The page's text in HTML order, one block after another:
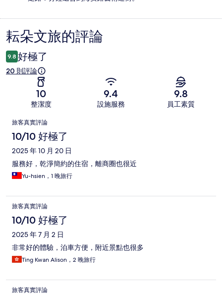
評
論
耘朵文旅的評論
9.8 好極了
20 則評論
10
整潔度
9.4
設施服務
9.8
員工素質
評
論
旅客真實評論
10/10 好極了
2025 年 10 月 20 日
服務好，乾淨簡約的住宿，離商圈也很近
Yu-hsien，1 晚旅行
旅客真實評論
10/10 好極了
2025 年 7 月 2 日
非常好的體驗，泊車方便，附近景點也很多
Ting Kwan Alison，2 晚旅行
旅客真實評論